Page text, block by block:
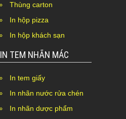
Thùng carton
In hộp pizza
In hộp khách sạn
IN TEM NHÃN MÁC
In tem giấy
In nhãn nước rửa chén
In nhãn dược phẩm